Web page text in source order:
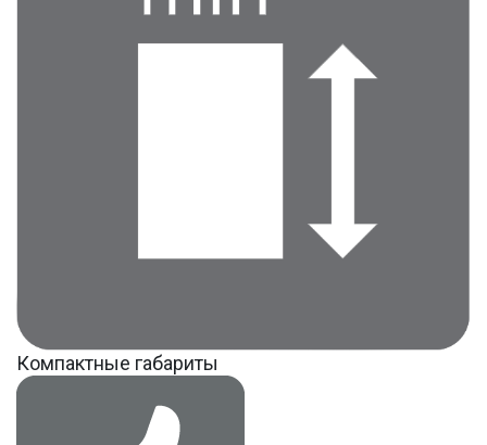
Компактные габариты